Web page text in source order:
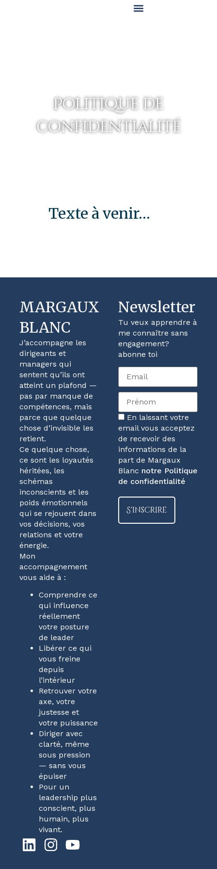
Politique de
confidentialité
Texte à venir…
MARGAUX
BLANC
J’accompagne les
dirigeants et
managers qui
sentent qu’ils ont
atteint un plafond —
pas par manque de
compétences, mais
parce que quelque
chose d’invisible les
retient.
Ce quelque chose,
ce sont les loyautés
héritées, les
schémas
inconscients et les
poids émotionnels
qui se rejouent dans
vos décisions, vos
relations et votre
énergie.
Mon
accompagnement
vous aide à :
Comprendre ce
qui influence
réellement
votre posture
de leader
Libérer ce qui
vous freine
depuis
l’intérieur
Retrouver votre
axe, votre
justesse et
votre puissance
Diriger avec
clarté, même
sous pression
— sans vous
épuiser
Pour un
leadership plus
conscient, plus
humain, plus
vivant.
Newsletter
Tu veux apprendre à
me connaître sans
engagement?
abonne toi
En laissant votre
email vous acceptez
de recevoir des
informations de la
part de Margaux
Blanc notre Politique
de confidentialité